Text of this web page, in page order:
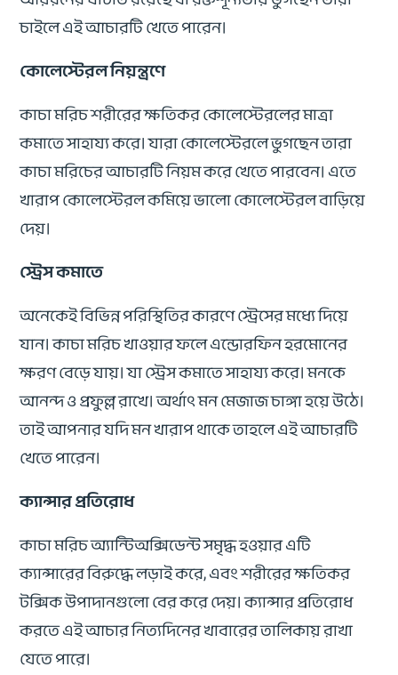
চাইলে এই আচারটি খেতে পারেন।
কোলেস্টেরল নিয়ন্ত্রণে
কাচা মরিচ শরীরের ক্ষতিকর কোলেস্টেরলের মাত্রা
কমাতে সাহায্য করে। যারা কোলেস্টেরলে ভুগছেন তারা
কাচা মরিচের আচারটি নিয়ম করে খেতে পারবেন। এতে
খারাপ কোলেস্টেরল কমিয়ে ভালো কোলেস্টেরল বাড়িয়ে
দেয়।
স্ট্রেস কমাতে
অনেকেই বিভিন্ন পরিস্থিতির কারণে স্ট্রেসের মধ্যে দিয়ে
যান। কাচা মরিচ খাওয়ার ফলে এন্ডোরফিন হরমোনের
ক্ষরণ বেড়ে যায়। যা স্ট্রেস কমাতে সাহায্য করে। মনকে
আনন্দ ও প্রফুল্ল রাখে। অর্থাৎ মন মেজাজ চাঙ্গা হয়ে উঠে।
তাই আপনার যদি মন খারাপ থাকে তাহলে এই আচারটি
খেতে পারেন।
ক্যান্সার প্রতিরোধ
কাচা মরিচ অ্যান্টিঅক্সিডেন্ট সমৃদ্ধ হওয়ার এটি
ক্যান্সারের বিরুদ্ধে লড়াই করে, এবং শরীরের ক্ষতিকর
টক্সিক উপাদানগুলো বের করে দেয়। ক্যান্সার প্রতিরোধ
করতে এই আচার নিত্যদিনের খাবারের তালিকায় রাখা
যেতে পারে।